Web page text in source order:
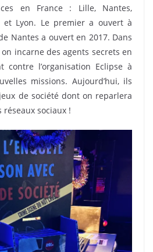
en France : Lille, Nantes,
et Lyon. Le premier a ouvert à
Nantes a ouvert en 2017. Dans
incarne des agents secrets en
l’organisation Eclipse à
missions. Aujourd’hui, ils
de société dont on reparlera
sociaux !